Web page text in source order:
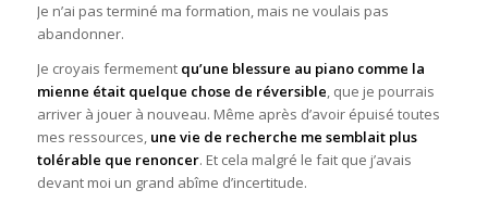
Je n’ai pas terminé ma formation, mais ne voulais pas
abandonner.
Je croyais fermement qu’une blessure au piano comme la
mienne était quelque chose de réversible, que je pourrais
arriver à jouer à nouveau. Même après d’avoir épuisé toutes
mes ressources, une vie de recherche me semblait plus
tolérable que renoncer. Et cela malgré le fait que j’avais
devant moi un grand abîme d’incertitude.